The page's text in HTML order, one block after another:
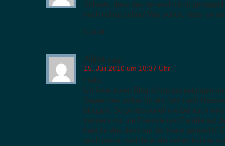
Schade, dass das bei euch nicht geklappt
noch richtig schön! War schön, dass wir
Claudi
Alina sagt:
15. Juli 2010 um 18:37 Uhr
Hallo,
ich finde euren Blog richtig gut gelungen
September selber für ein Jahr nach
bloggen. So professionell wie bei euch
sondern nur um Freunde und Familie auf
habt ihr das denn mit der Karte gemacht?
auch gerne, weil da ja alle sehen könnte